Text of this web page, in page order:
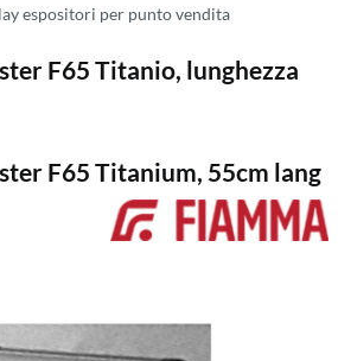
espositori per punto vendita
F65 Titanio, lunghezza
F65 Titanium, 55cm lang